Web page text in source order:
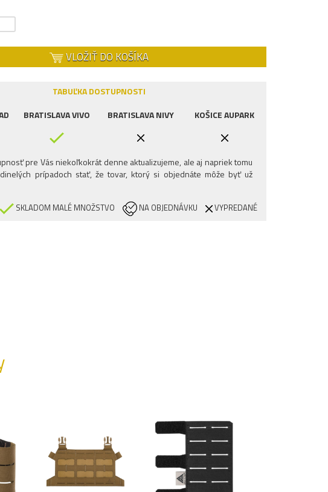
VLOŽIŤ DO KOŠÍKA
TABUĽKA DOSTUPNOSTI
BRATISLAVA VIVO BRATISLAVA NIVY KOŠICE AUPARK
pre Vás niekoľkokrát denne aktualizujeme, ale aj napriek tomu
prípadoch stať, že tovar, ktorý si objednáte môže byť už
SKLADOM MALÉ MNOŽSTVO NA OBJEDNÁVKU VYPREDANÉ